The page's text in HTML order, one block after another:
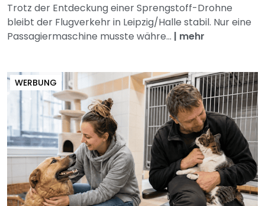
Trotz der Entdeckung einer Sprengstoff-Drohne
bleibt der Flugverkehr in Leipzig/Halle stabil. Nur eine
Passagiermaschine musste währe... | mehr
WERBUNG